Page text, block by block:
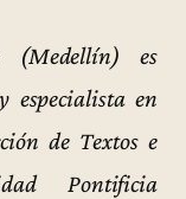
(Medellín) es
especialista en
de Textos e
Pontificia